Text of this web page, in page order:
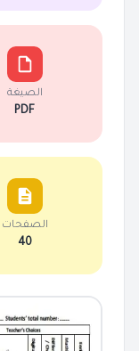
الصيغة
PDF
الصفحات
40